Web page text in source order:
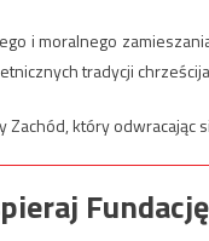
i moralnego
tradycji
Zachód, który odwracając